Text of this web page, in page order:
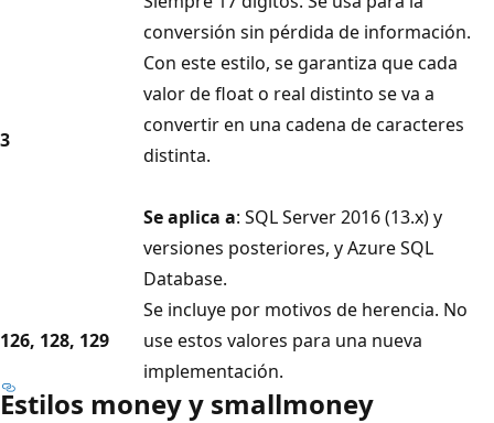
3
conversión sin pérdida de información.
Con este estilo, se garantiza que cada
valor de float o real distinto se va a
convertir en una cadena de caracteres
distinta.
Se aplica a: SQL Server 2016 (13.x) y
versiones posteriores, y Azure SQL
Database.
126, 128, 129
Se incluye por motivos de herencia. No
use estos valores para una nueva
implementación.
Estilos money y smallmoney